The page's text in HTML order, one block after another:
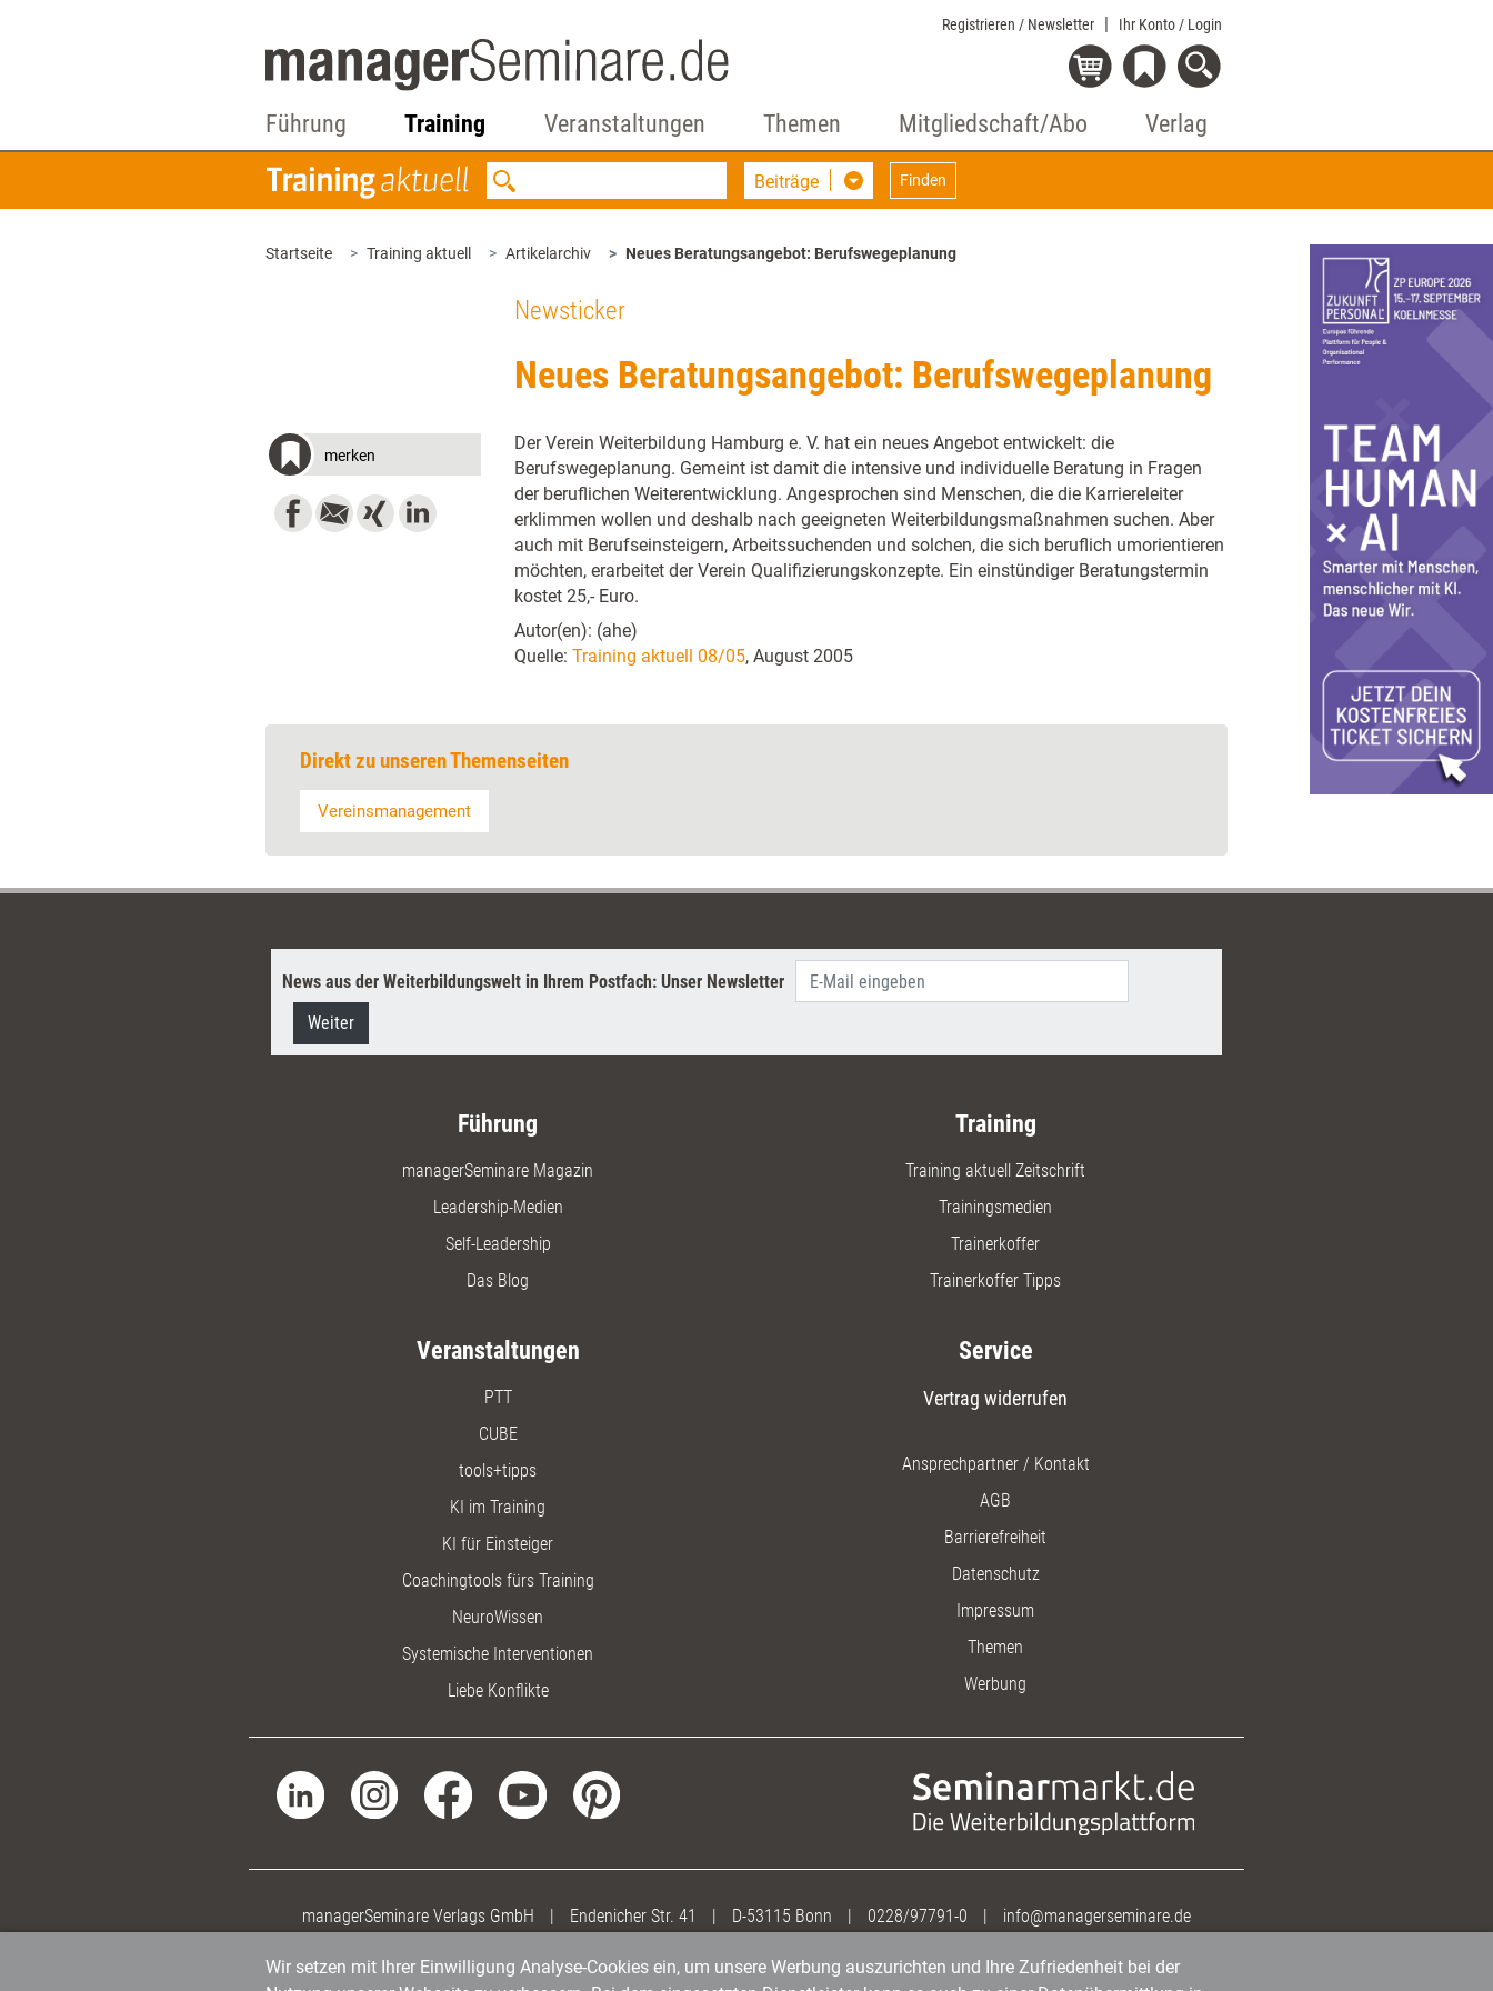
Registrieren / Newsletter Ihr Konto / Login
Führung Training Veranstaltungen Themen Mitgliedschaft/Abo Verlag
Beiträge Finden
Startseite Training aktuell Artikelarchiv Neues Beratungsangebot: Berufswegeplanung
Newsticker
Neues Beratungsangebot: Berufswegeplanung
merken
Der Verein Weiterbildung Hamburg e. V. hat ein neues Angebot entwickelt: die
Berufswegeplanung. Gemeint ist damit die intensive und individuelle Beratung in Fragen
der beruflichen Weiterentwicklung. Angesprochen sind Menschen, die die Karriereleiter
erklimmen wollen und deshalb nach geeigneten Weiterbildungsmaßnahmen suchen. Aber
auch mit Berufseinsteigern, Arbeitssuchenden und solchen, die sich beruflich umorientieren
möchten, erarbeitet der Verein Qualifizierungskonzepte. Ein einstündiger Beratungstermin
kostet 25,- Euro.
Autor(en): (ahe)
Quelle: Training aktuell 08/05, August 2005
Direkt zu unseren Themenseiten
Vereinsmanagement
News aus der Weiterbildungswelt in Ihrem Postfach: Unser Newsletter
Weiter
Führung
managerSeminare Magazin
Leadership-Medien
Self-Leadership
Das Blog
Training
Training aktuell Zeitschrift
Trainingsmedien
Trainerkoffer
Trainerkoffer Tipps
Veranstaltungen
PTT
CUBE
tools+tipps
KI im Training
KI für Einsteiger
Coachingtools fürs Training
NeuroWissen
Systemische Interventionen
Liebe Konflikte
Service
Vertrag widerrufen
Ansprechpartner / Kontakt
AGB
Barrierefreiheit
Datenschutz
Impressum
Themen
Werbung
managerSeminare Verlags GmbH | Endenicher Str. 41 | D-53115 Bonn | 0228/97791-0 | info@managerseminare.de
Wir setzen mit Ihrer Einwilligung Analyse-Cookies ein, um unsere Werbung auszurichten und Ihre Zufriedenheit bei der